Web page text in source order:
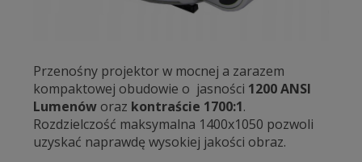
Przenośny projektor w mocnej a zarazem
kompaktowej obudowie o jasności 1200 ANSI
Lumenów oraz kontraście 1700:1.
Rozdzielczość maksymalna 1400x1050 pozwoli
uzyskać naprawdę wysokiej jakości obraz.